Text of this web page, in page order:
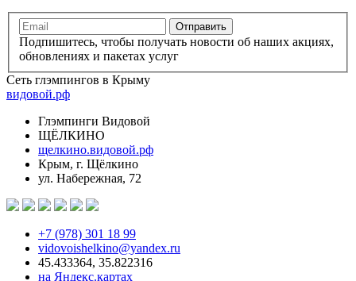
Подпишитесь, чтобы получать новости об наших акциях,
обновлениях и пакетах услуг
Сеть глэмпингов в Крыму
видовой.рф
Глэмпинги Видовой
ЩЁЛКИНО
щелкино.видовой.рф
Крым, г. Щёлкино
ул. Набережная, 72
+7 (978) 301 18 99
vidovoishelkino@yandex.ru
45.433364, 35.822316
на Яндекс.картах